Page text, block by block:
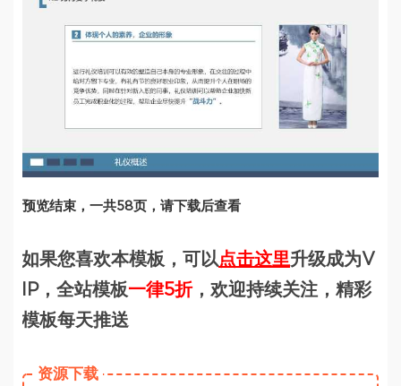
预览结束，一共58页，请下载后查看
如果您喜欢本模板，可以点击这里升级成为V
IP，全站模板一律5折，欢迎持续关注，精彩
模板每天推送
资源下载